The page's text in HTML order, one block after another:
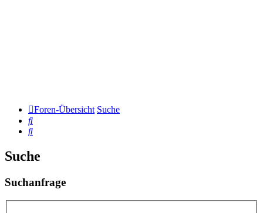
Foren-Übersicht Suche
Suche
Suche
Suche
Suchanfrage